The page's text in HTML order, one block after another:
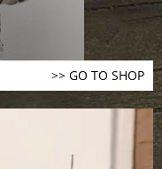
>> GO TO SHOP